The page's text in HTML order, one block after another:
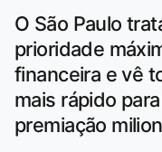
O São Paulo
prioridade
financeira e vê
mais rápido
premiação